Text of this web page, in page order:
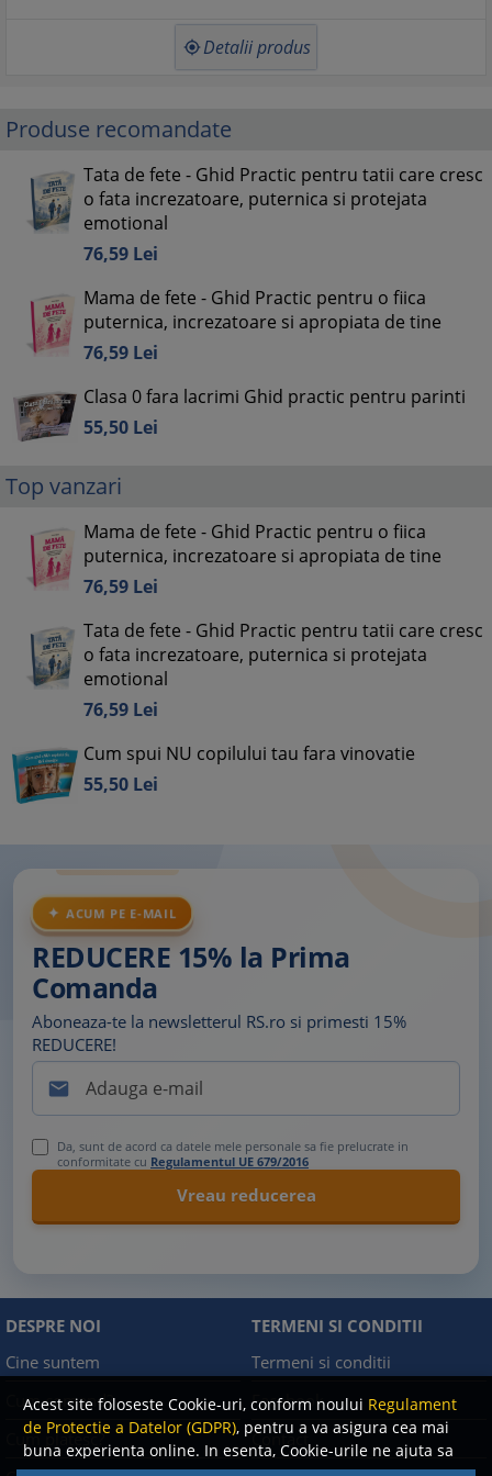
Acest site foloseste Cookie-uri, conform noului Regulament
de Protectie a Datelor (GDPR), pentru a va asigura cea mai
buna experienta online. In esenta, Cookie-urile ne ajuta sa
Capitolul 18: Mostenirea emotionala
- Ritualurile care devin amintiri
- Pilonii sigurantei emotionale pe termen lung
- Scrisoarea pe care orice mama ar trebui sa o lase fiicei sale
BONUS SPECIAL - Anexe practice
- Checklisturi pentru momentele de criza
- 50 de replici care o fac sa se deschida emotional
- Replici toxice care inchid comunicarea
- Semne ca stima ei de sine scade
- Semne ca are nevoie de ajutor profesional
- Exercitii practice pentru incredere si reglare emotionala
- 15 lucruri pe care multe fete nu le spun direct mamelor lor
 Detalii produs
Produse recomandate
Tata de fete - Ghid Practic pentru tatii care cresc
o fata increzatoare, puternica si protejata
emotional
76,59 Lei
Mama de fete - Ghid Practic pentru o fiica
puternica, increzatoare si apropiata de tine
76,59 Lei
Clasa 0 fara lacrimi Ghid practic pentru parinti
55,50 Lei
Top vanzari
Mama de fete - Ghid Practic pentru o fiica
puternica, increzatoare si apropiata de tine
76,59 Lei
Tata de fete - Ghid Practic pentru tatii care cresc
o fata increzatoare, puternica si protejata
emotional
76,59 Lei
Cum spui NU copilului tau fara vinovatie
55,50 Lei
ACUM PE E-MAIL
REDUCERE 15% la Prima
Comanda
Aboneaza-te la newsletterul RS.ro si primesti 15%
REDUCERE!

Da, sunt de acord ca datele mele personale sa fie prelucrate in
conformitate cu Regulamentul UE 679/2016
DESPRE NOI
Cine suntem
Cum comand?
Cum platesc?
TERMENI SI CONDITII
Termeni si conditii
Facebook
Contact